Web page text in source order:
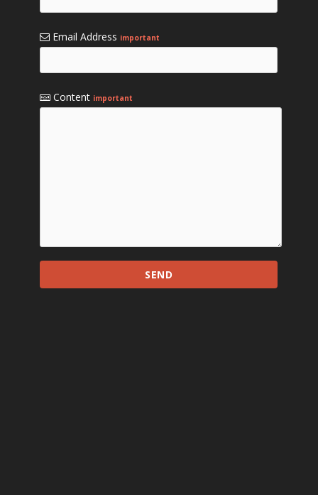
Email Address important
Content important